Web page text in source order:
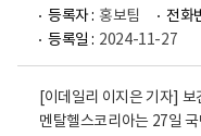
등록자 : 홍보팀 전화
등록일 : 2024-11-27
[이데일리 이지은 기자]
멘탈헬스코리아는 27일